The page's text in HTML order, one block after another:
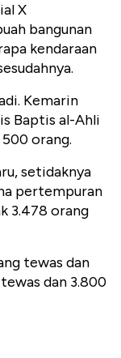
X
bangunan
kendaraan
Kemarin
Baptis al-Ahli
orang.
setidaknya
pertempuran
3.478 orang
tewas dan
dan 3.800